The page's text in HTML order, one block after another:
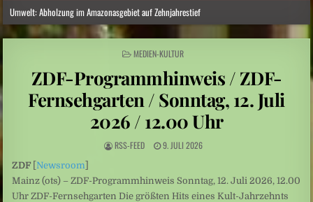
Umwelt: Abholzung im Amazonasgebiet auf Zehnjahrestief
Nordamerika: Westkanadische Provinz ruft wegen Waldbränden Notstand aus
Norwegen: Deutscher Reisebus in Norwegen verunglückt – mehrere Verletzte
Italien: Waldbrand am Gardasee: Mehr als 200 Menschen in Sicherheit gebracht
Schüleraustausch: Plötzlich verschwand „Sexuelle Belästigung“ aus der Betreffzeile
POSTED
MEDIEN-KULTUR
ZDF-Programmhinweis / ZDF-
Fernsehgarten / Sonntag, 12. Juli
2026 / 12.00 Uhr
RSS-FEED 9. JULI 2026
ZDF[Newsroom]
Mainz (ots) – ZDF-Programmhinweis Sonntag, 12. Juli 2026, 12.00
Uhr ZDF-Fernsehgarten Die größten Hits eines Kult-Jahrzehnts